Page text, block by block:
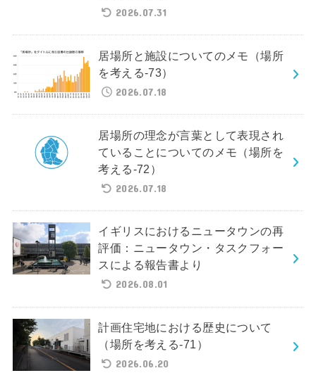
2026.07.31
居場所と施設についてのメモ（場所
を考える-73）
2026.07.18
居場所の理念が言葉として表現され
ていることについてのメモ（場所を
考える-72）
2026.07.18
イギリスにおけるニュータウンの再
評価：ニュータウン・タスクフォー
スによる報告書より
2026.08.01
計画住宅地における歴史について
（場所を考える-71）
2026.06.20